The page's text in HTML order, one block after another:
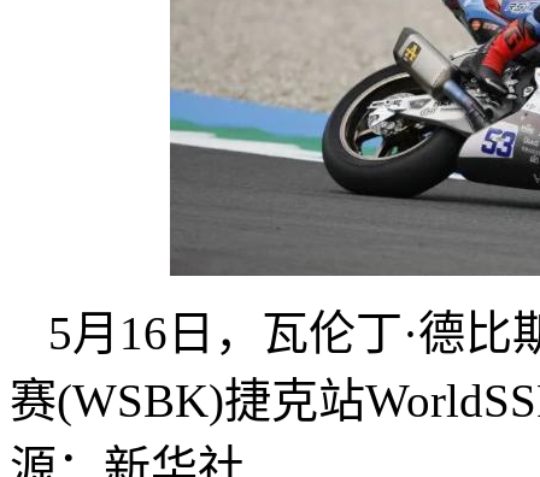
5月16日，瓦伦丁·德
赛(WSBK)捷克站